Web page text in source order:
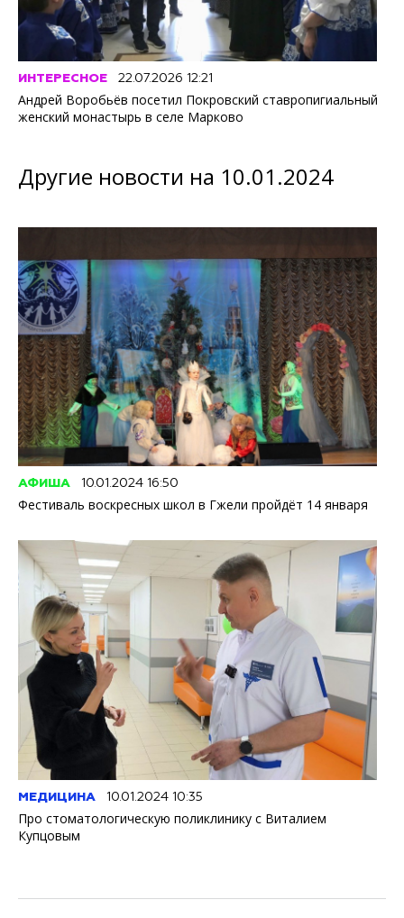
ИНТЕРЕСНОЕ 22.07.2026 12:21
Андрей Воробьёв посетил Покровский ставропигиальный
женский монастырь в селе Марково
Другие новости на 10.01.2024
АФИША 10.01.2024 16:50
Фестиваль воскресных школ в Гжели пройдёт 14 января
МЕДИЦИНА 10.01.2024 10:35
Про стоматологическую поликлинику с Виталием
Купцовым